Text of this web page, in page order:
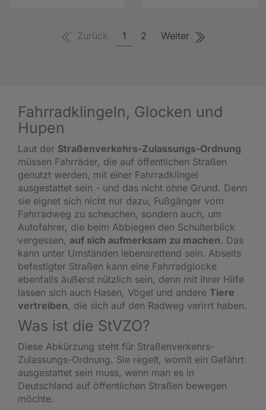
Zurück 1 2 Weiter
Fahrradklingeln, Glocken und
Hupen
Laut der Straßenverkehrs-Zulassungs-Ordnung
müssen Fahrräder, die auf öffentlichen Straßen
genutzt werden, mit einer Fahrradklingel
ausgestattet sein - und das nicht ohne Grund. Denn
sie eignet sich nicht nur dazu, Fußgänger vom
Fahrradweg zu scheuchen, sondern auch, um
Autofahrer, die beim Abbiegen den Schulterblick
vergessen, auf sich aufmerksam zu machen. Das
kann unter Umständen lebensrettend sein. Abseits
befestigter Straßen kann eine Fahrradglocke
ebenfalls äußerst nützlich sein, denn mit ihrer Hilfe
lassen sich auch Hasen, Vögel und andere Tiere
vertreiben, die sich auf den Radweg verirrt haben.
Was ist die StVZO?
Diese Abkürzung steht für Straßenverkehrs-
Zulassungs-Ordnung. Sie regelt, womit ein Gefährt
ausgestattet sein muss, wenn man es in
Deutschland auf öffentlichen Straßen bewegen
möchte.